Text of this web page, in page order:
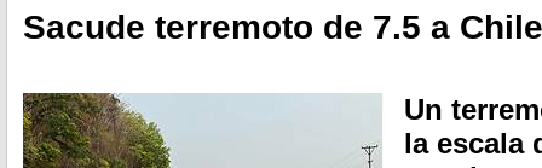
Sacude terremoto de 7.5 a
Un
la escala